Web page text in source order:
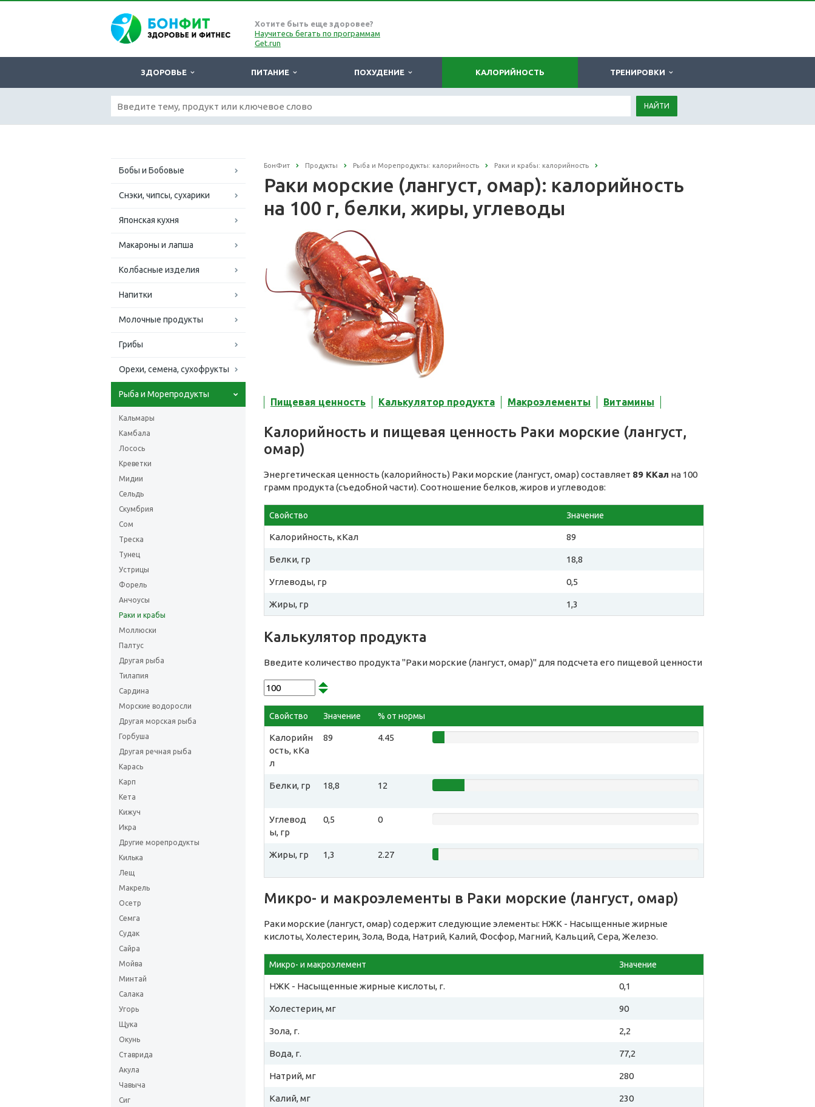
Хотите быть еще здоровее?
Научитесь бегать по программам
Get.run
ЗДОРОВЬЕ ПИТАНИЕ ПОХУДЕНИЕ КАЛОРИЙНОСТЬ ТРЕНИРОВКИ
НАЙТИ
Бобы и Бобовые
Снэки, чипсы, сухарики
Японская кухня
Макароны и лапша
Колбасные изделия
Напитки
Молочные продукты
Грибы
Орехи, семена, сухофрукты
Рыба и Морепродукты
Кальмары
Камбала
Лосось
Креветки
Мидии
Сельдь
Скумбрия
Сом
Треска
Тунец
Устрицы
Форель
Анчоусы
Раки и крабы
Моллюски
Палтус
Другая рыба
Тилапия
Сардина
Морские водоросли
Другая морская рыба
Горбуша
Другая речная рыба
Карась
Карп
Кета
Кижуч
Икра
Другие морепродукты
Килька
Лещ
Макрель
Осетр
Семга
Судак
Сайра
Мойва
Минтай
Салака
Угорь
Щука
Окунь
Ставрида
Акула
Чавыча
Сиг
БонФит Продукты Рыба и Морепродукты: калорийность Раки и крабы: калорийность
Раки морские (лангуст, омар): калорийность
на 100 г, белки, жиры, углеводы
Пищевая ценность Калькулятор продукта Макроэлементы Витамины
Калорийность и пищевая ценность Раки морские (лангуст,
омар)
Энергетическая ценность (калорийность) Раки морские (лангуст, омар) составляет 89 ККал на 100
грамм продукта (съедобной части). Соотношение белков, жиров и углеводов:
Свойство Значение
Калорийность, кКал 89
Белки, гр 18,8
Углеводы, гр 0,5
Жиры, гр 1,3
Калькулятор продукта
Введите количество продукта "Раки морские (лангуст, омар)" для подсчета его пищевой ценности
Свойство Значение % от нормы
Калорийн
ость, кКа
л
89 4.45
Белки, гр 18,8 12
Углевод
ы, гр
0,5 0
Жиры, гр 1,3 2.27
Микро- и макроэлементы в Раки морские (лангуст, омар)
Раки морские (лангуст, омар) содержит следующие элементы: НЖК - Насыщенные жирные
кислоты, Холестерин, Зола, Вода, Натрий, Калий, Фосфор, Магний, Кальций, Сера, Железо.
Микро- и макроэлемент Значение
НЖК - Насыщенные жирные кислоты, г. 0,1
Холестерин, мг 90
Зола, г. 2,2
Вода, г. 77,2
Натрий, мг 280
Калий, мг 230